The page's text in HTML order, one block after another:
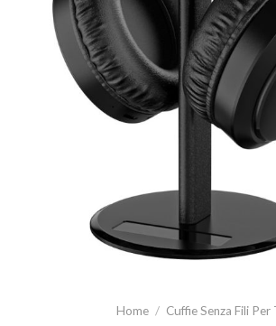
Home / Cuffie Senza Fili Per